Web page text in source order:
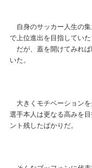
自身のサッカー人生の
で上位進出を目指していた
だが、蓋を開けてみれ
いた。
大きくモチベーションを
選手本人は更なる高みを
ント残したばかりだ。